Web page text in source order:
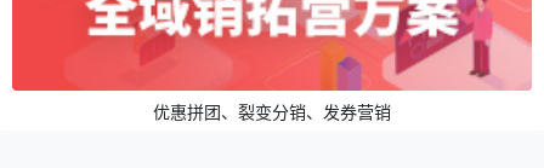
优惠拼团、裂变分销、发券营销